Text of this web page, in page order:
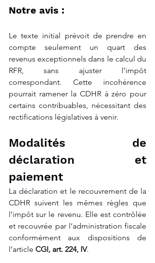
Notre avis :
Le texte initial prévoit de prendre en
compte seulement un quart des
revenus exceptionnels dans le calcul du
RFR, sans ajuster l’impôt
correspondant. Cette incohérence
pourrait ramener la CDHR à zéro pour
certains contribuables, nécessitant des
rectifications législatives à venir.
Modalités de
déclaration et
paiement
La déclaration et le recouvrement de la
CDHR suivent les mêmes règles que
l’impôt sur le revenu. Elle est contrôlée
et recouvrée par l’administration fiscale
conformément aux dispositions de
l’article CGI, art. 224, IV.